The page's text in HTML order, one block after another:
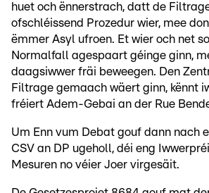
huet och ënnerstrach, datt de
ofschléissend Prozedur wier, mee
ëmmer Asyl ufroen. Et wier och net
Normalfall agespaart géinge ginn,
daagsiwwer fräi beweegen. Den
Filtrage gemaach wäert ginn, kënnt
fréiert Adem-Gebai an der Rue
Um Enn vum Debat gouf dann nach
CSV an DP ugeholl, déi eng
Mesuren no véier Joer virgesäit.